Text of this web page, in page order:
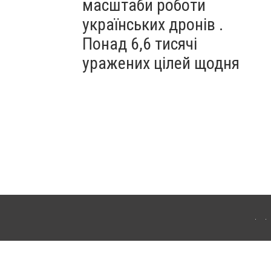
масштаби роботи
українських дронів .
Понад 6,6 тисячі
уражених цілей щодня